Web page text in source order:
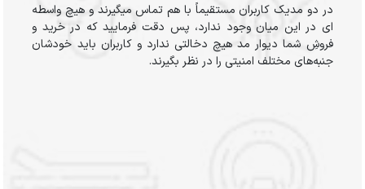
در دو مدیک کاربران مستقیماً با هم تماس میگیرند و هیچ واسطه
ای در این میان وجود ندارد، پس دقت فرمایید که در خرید و
فروشِ شما دیوار مد هیچ دخالتی ندارد و کاربران باید خودشان
جنبه‌های مختلف امنیتی را در نظر بگیرند.